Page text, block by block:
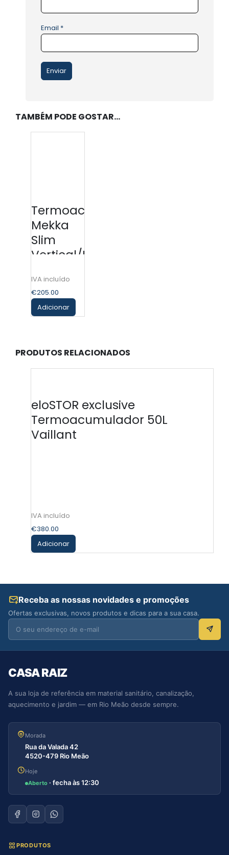
Email *
TAMBÉM PODE GOSTAR…
Termoacumulador
Mekka
Slim
Vertical/Horizontal
€205.00
Adicionar
PRODUTOS RELACIONADOS
eloSTOR exclusive
Termoacumulador 50L
Vaillant
€380.00
Adicionar
Receba as nossas novidades e promoções
Ofertas exclusivas, novos produtos e dicas para a sua casa.
CASA RAIZ
A sua loja de referência em material sanitário, canalização,
aquecimento e jardim — em Rio Meão desde sempre.
Morada
Rua da Valada 42
4520-479 Rio Meão
Hoje
Aberto · fecha às 12:30
PRODUTOS